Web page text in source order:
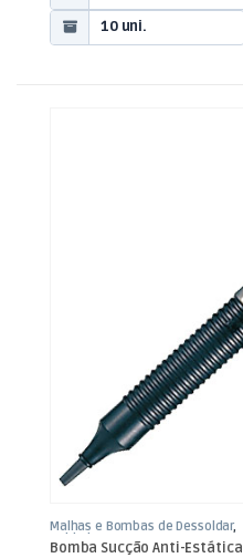
10 uni.
Malhas e Bombas de Dessoldar,
Soldadura
Bomba Sucção Anti-Estática